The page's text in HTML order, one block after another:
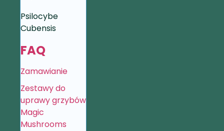
Psilocybe
Cubensis
FAQ
Zamawianie
Zestawy do
uprawy grzybów
Magic
Mushrooms